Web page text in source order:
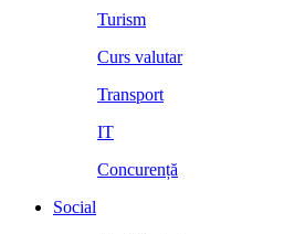
Turism
Curs valutar
Transport
IT
Concurență
Social